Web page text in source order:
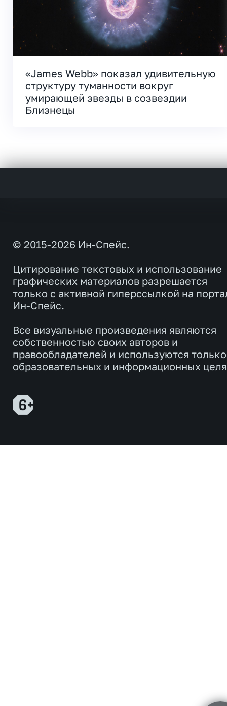
«James Webb» показал удивительную
структуру туманности вокруг
умирающей звезды в созвездии
Близнецы
© 2015-2026 Ин-Спейс.
Цитирование текстовых и использование
графических материалов разрешается
только с активной гиперссылкой на
Ин-Спейс.
Все визуальные произведения являются
собственностью своих авторов и
правообладателей и используются
образовательных и информационных